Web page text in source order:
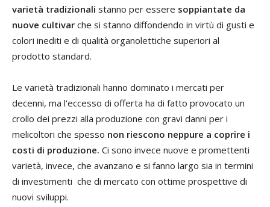
varietà tradizionali stanno per essere soppiantate da
nuove cultivar che si stanno diffondendo in virtù di gusti e
colori inediti e di qualità organolettiche superiori al
prodotto standard.
Le varietà tradizionali hanno dominato i mercati per
decenni, ma l'eccesso di offerta ha di fatto provocato un
crollo dei prezzi alla produzione con gravi danni per i
melicoltori che spesso non riescono neppure a coprire i
costi di produzione. Ci sono invece nuove e promettenti
varietà, invece, che avanzano e si fanno largo sia in termini
di investimenti che di mercato con ottime prospettive di
nuovi sviluppi.